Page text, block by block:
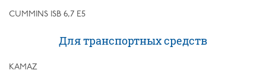
CUMMINS ISB 6,7 E5
Для транспортных средств
KAMAZ